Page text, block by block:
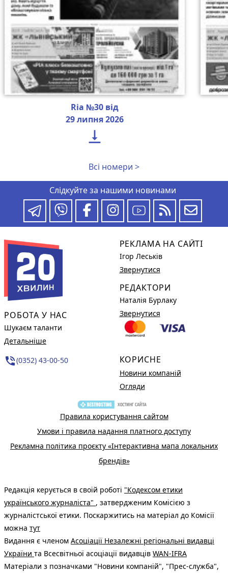
Ria №30 від
29 липня 2026

Всі номери >
Слідкуйте за нашими новинами
РОБОТА У НАС
Шукаєм таланти
Детальніше
phone_in_talk(0352) 43-00-50
РЕКЛАМА НА САЙТІ
Ігор Леськів
Звернутися
РЕДАКТОРИ
Наталія Бурлаку
Звернутися
КОРИСНЕ
Новини компаній
Огляди
Правила користування сайтом
Умови і правила надання платного доступу
Рекламна політика проєкту «Інтерактивна мапа локальних
брендів»
Редакція керується в своїй роботі "Кодексом етики
українського журналіста" , затвердженим Комісією з
журналістської етики. Поскаржитись на матеріал до Комісії
можна тут
Видання є членом Асоціації Незалежні регіональні видавці
України та Всесвітньої асоціації видавців WAN-IFRA
Матеріали з позначками "Новини компаній", "Прес-служба",